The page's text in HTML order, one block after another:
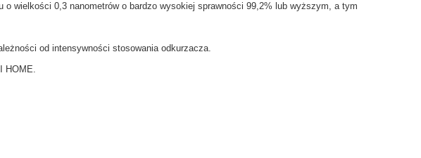
o wielkości 0,3 nanometrów o bardzo wysokiej sprawności 99,2% lub wyższym, a tym
od intensywności stosowania odkurzacza.
HOME.